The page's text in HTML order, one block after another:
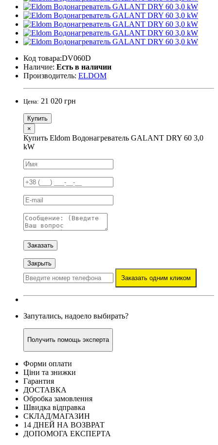
Код товара:DV060D
Наличие: Есть в наличии
Производитель: ELDOM
Цена: 21 020 грн
Купить
×
Купить Eldom Водонагреватель GALANT DRY 60 3,0
kW
Заказать
Закрыть
Заказать одним кликом
Запутались, надоело выбирать?
Получить помощь эксперта
Форми оплати
Ціни та знижки
Гарантия
ДОСТАВКА
Обробка замовлення
Швидка відправка
СКЛАД/МАГАЗИН
14 ДНЕЙ НА ВОЗВРАТ
ДОПОМОГА ЕКСПЕРТА